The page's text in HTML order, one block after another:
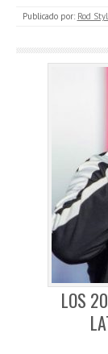
Publicado por: Rod
LOS